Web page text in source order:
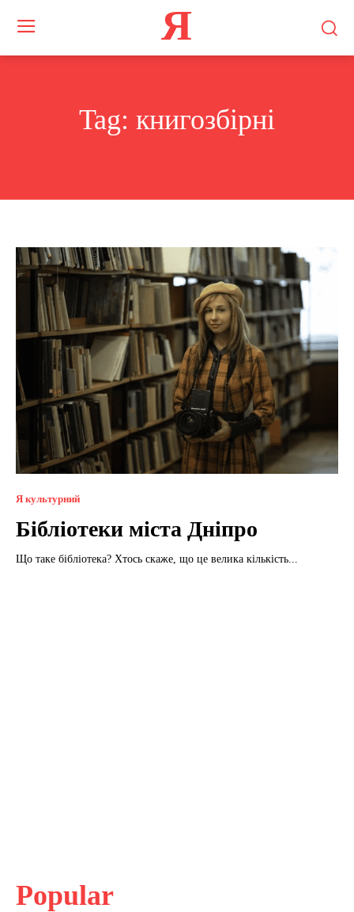
Я
Tag: книгозбірні
Я культурний
Бібліотеки міста Дніпро
Що таке бібліотека? Хтось скаже, що це велика кількість...
Popular